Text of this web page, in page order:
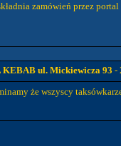
zamówień przez
KEBAB ul. Mickiewicza 93 -
że wszyscy